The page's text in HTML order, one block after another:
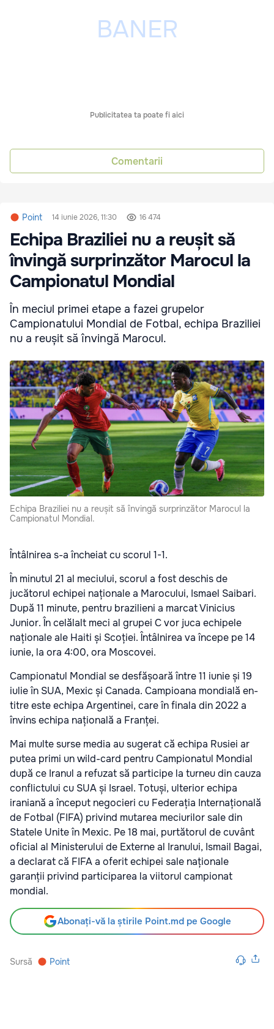
Publicitatea ta poate fi aici
Comentarii
Point 14 iunie 2026, 11:30 16 474
Echipa Braziliei nu a reușit să
învingă surprinzător Marocul la
Campionatul Mondial
În meciul primei etape a fazei grupelor
Campionatului Mondial de Fotbal, echipa Braziliei
nu a reușit să învingă Marocul.
Echipa Braziliei nu a reușit să învingă surprinzător Marocul la
Campionatul Mondial.
Întâlnirea s-a încheiat cu scorul 1-1.
În minutul 21 al meciului, scorul a fost deschis de
jucătorul echipei naționale a Marocului, Ismael Saibari.
După 11 minute, pentru brazilieni a marcat Vinicius
Junior. În celălalt meci al grupei C vor juca echipele
naționale ale Haiti și Scoției. Întâlnirea va începe pe 14
iunie, la ora 4:00, ora Moscovei.
Campionatul Mondial se desfășoară între 11 iunie și 19
iulie în SUA, Mexic și Canada. Campioana mondială en-
titre este echipa Argentinei, care în finala din 2022 a
învins echipa națională a Franței.
Mai multe surse media au sugerat că echipa Rusiei ar
putea primi un wild-card pentru Campionatul Mondial
după ce Iranul a refuzat să participe la turneu din cauza
conflictului cu SUA și Israel. Totuși, ulterior echipa
iraniană a început negocieri cu Federația Internațională
de Fotbal (FIFA) privind mutarea meciurilor sale din
Statele Unite în Mexic. Pe 18 mai, purtătorul de cuvânt
oficial al Ministerului de Externe al Iranului, Ismail Bagai,
a declarat că FIFA a oferit echipei sale naționale
garanții privind participarea la viitorul campionat
mondial.
Abonați-vă la știrile Point.md pe Google
Sursă Point